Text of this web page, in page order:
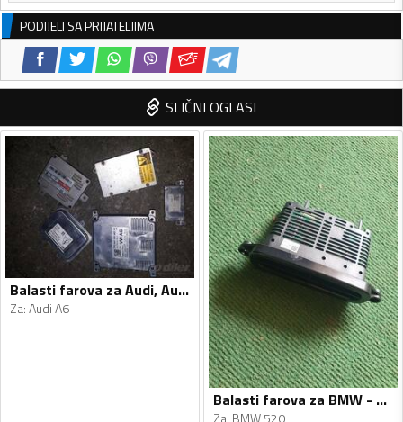
PODIJELI SA PRIJATELJIMA
SLIČNI OGLASI
Balasti farova za Audi, Audi - A6, A6 - 2013, 2013
Za:Audi A6
Balasti farova za BMW - 520 - 2010-2016